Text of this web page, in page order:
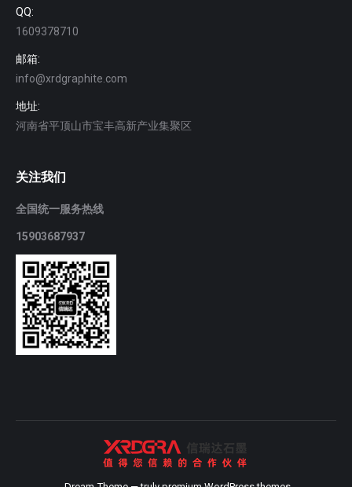
QQ:
1609378710
邮箱:
info@xrdgraphite.com
地址:
河南省平顶山市宝丰高新产业集聚区
关注我们
全国统一服务热线
15903687937